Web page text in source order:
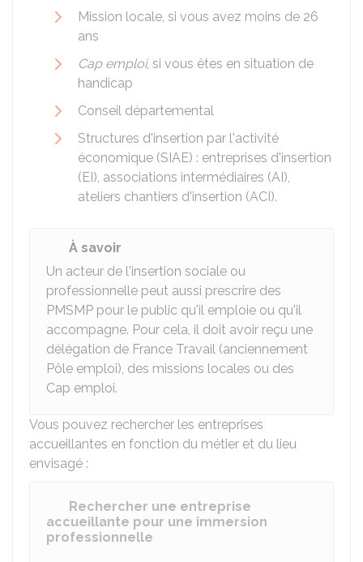
Mission locale, si vous avez moins de 26
ans
Cap emploi, si vous êtes en situation de
handicap
Conseil départemental
Structures d'insertion par l'activité
économique (SIAE) : entreprises d'insertion
(EI), associations intermédiaires (AI),
ateliers chantiers d'insertion (ACI).
À savoir
Un acteur de l'insertion sociale ou
professionnelle peut aussi prescrire des
PMSMP pour le public qu'il emploie ou qu'il
accompagne. Pour cela, il doit avoir reçu une
délégation de France Travail (anciennement
Pôle emploi), des missions locales ou des
Cap emploi.
Vous pouvez rechercher les entreprises
accueillantes en fonction du métier et du lieu
envisagé :
Rechercher une entreprise
accueillante pour une immersion
professionnelle